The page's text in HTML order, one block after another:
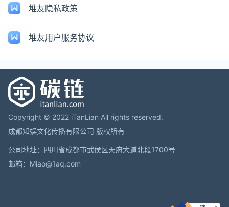
堆友隐私政策
堆友用户服务协议
Copyright © 2022 iTanLian All rights reserved.
成都知娱文化传播有限公司 版权所有
公司地址：四川省成都市武侯区天府大道北段1700号
邮箱：Miao@1aq.com